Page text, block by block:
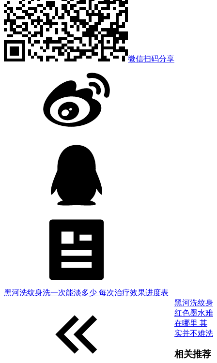
微信扫码分享
黑河洗纹身洗一次能淡多少 每次治疗效果进度表
黑河洗纹身
红色墨水难
在哪里 其
实并不难洗
相关推荐